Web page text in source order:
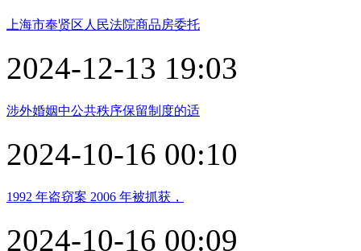
上海市奉贤区人民法院商品房委托
2024-12-13 19:03
涉外婚姻中公共秩序保留制度的适
2024-10-16 00:10
1992 年盗窃案 2006 年被抓获，
2024-10-16 00:09